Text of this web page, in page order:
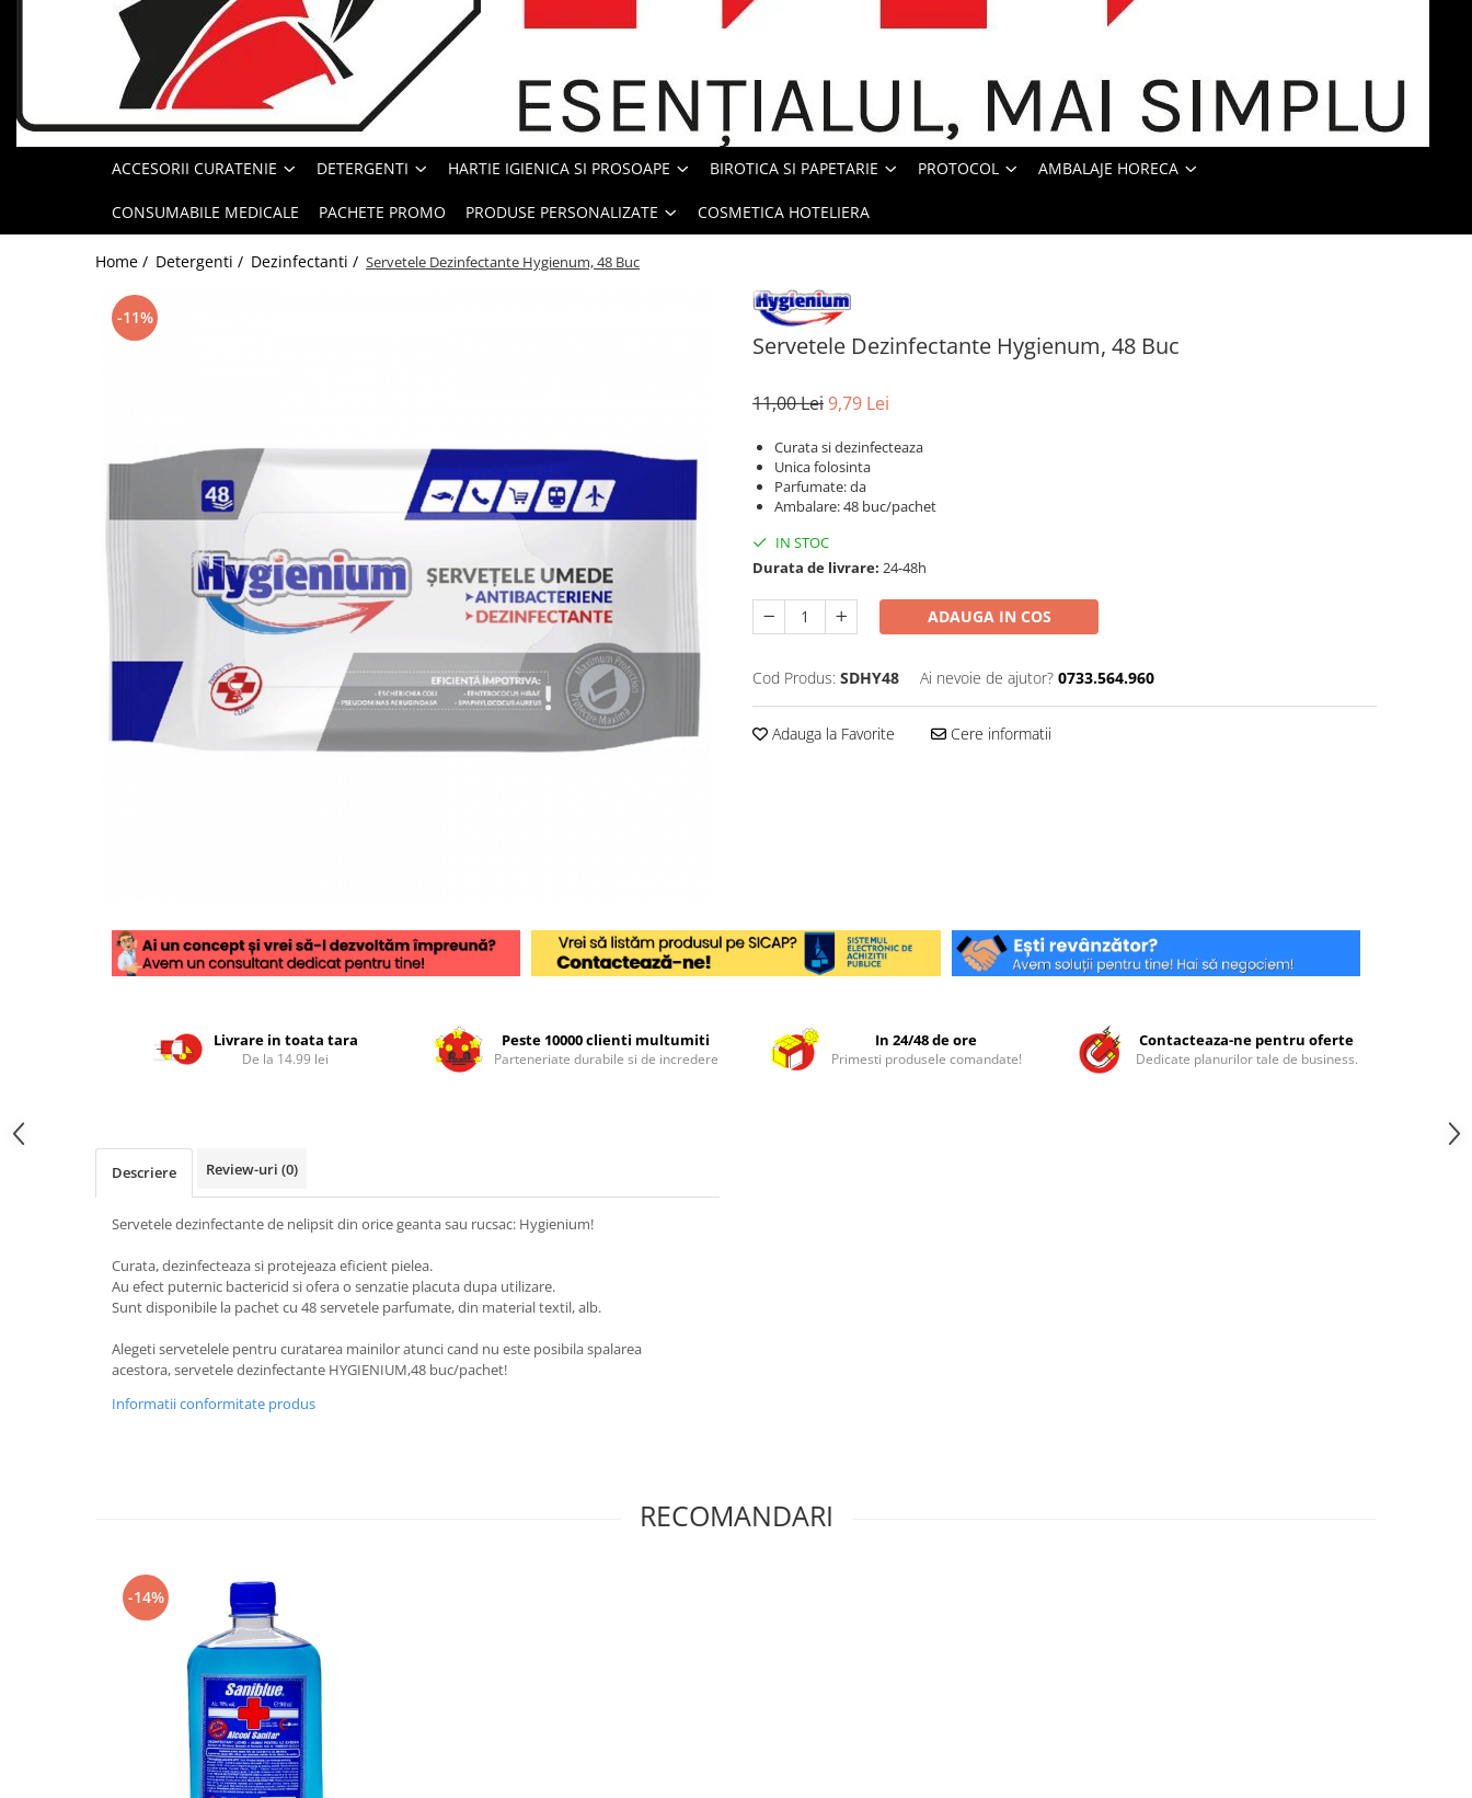
Intretinere masina de spalat
Insecticide si Capcane
Sapunuri
Solutii desfundat teviACCESORII CURATENIE DETERGENTI HARTIE IGIENICA SI PROSOAPE BIROTICA SI PAPETARIE PROTOCOL AMBALAJE HORECA
CONSUMABILE MEDICALE PACHETE PROMO PRODUSE PERSONALIZATE COSMETICA HOTELIERA
Home / Detergenti / Dezinfectanti / Servetele Dezinfectante Hygienum, 48 Buc
Servetele Dezinfectante Hygienum, 48 Buc
-11%
11,00 Lei9,79 Lei
Curata si dezinfecteaza
Unica folosinta
Parfumate: da
Ambalare: 48 buc/pachet
IN STOC
Durata de livrare: 24-48h
ADAUGA IN COS
Cod Produs: SDHY48 Ai nevoie de ajutor? 0733.564.960
Adauga la Favorite Cere informatii
Livrare in toata tara
De la 14.99 lei
Peste 10000 clienti multumiti
Parteneriate durabile si de incredere
In 24/48 de ore
Primesti produsele comandate!
Contacteaza-ne pentru oferte
Dedicate planurilor tale de business.
Descriere Review-uri (0)
Servetele dezinfectante de nelipsit din orice geanta sau rucsac: Hygienium!
Curata, dezinfecteaza si protejeaza eficient pielea.
Au efect puternic bactericid si ofera o senzatie placuta dupa utilizare.
Sunt disponibile la pachet cu 48 servetele parfumate, din material textil, alb.
Alegeti servetelele pentru curatarea mainilor atunci cand nu este posibila spalarea
acestora, servetele dezinfectante HYGIENIUM,48 buc/pachet!
Informatii conformitate produs
RECOMANDARI
-14%